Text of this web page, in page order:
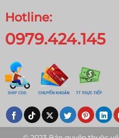
Hotline:
0979.424.145